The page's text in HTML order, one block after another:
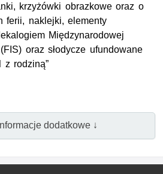
krzyżówki obrazkowe oraz o
ferii, naklejki, elementy
Międzynarodowej
oraz słodycze ufundowane
z rodziną”
dodatkowe ↓